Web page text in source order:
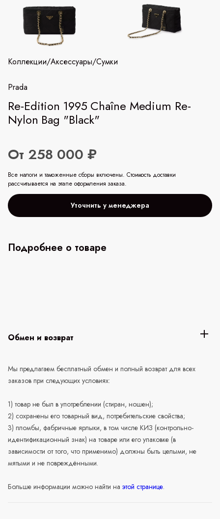
Коллекции/Аксессуары/Сумки
Prada
Re-Edition 1995 Chaîne Medium Re-
Nylon Bag "Black"
От 258 000 ₽
Все налоги и таможенные сборы включены. Стоимость доставки
рассчитывается на этапе оформления заказа.
Уточнить у менеджера
Подробнее о товаре
Обмен и возврат
Мы предлагаем бесплатный обмен и полный возврат для всех
заказов при следующих условиях:
1) товар не был в употреблении (стиран, ношен);
2) сохранены его товарный вид, потребительские свойства;
3) пломбы, фабричные ярлыки, в том числе КИЗ (контрольно-
идентификационный знак) на товаре или его упаковке (в
зависимости от того, что применимо) должны быть целыми, не
мятыми и не повреждёнными.
Больше информации можно найти на этой странице.